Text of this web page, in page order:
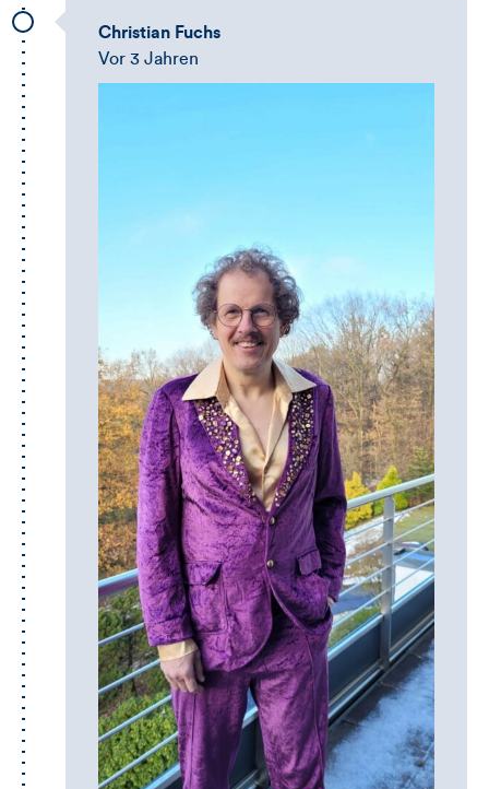
Christian Fuchs
Vor 3 Jahren